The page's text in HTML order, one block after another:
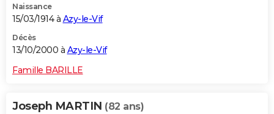
Naissance
15/03/1914 à Azy-le-Vif
Décès
13/10/2000 à Azy-le-Vif
Famille BARILLE
Joseph MARTIN (82 ans)